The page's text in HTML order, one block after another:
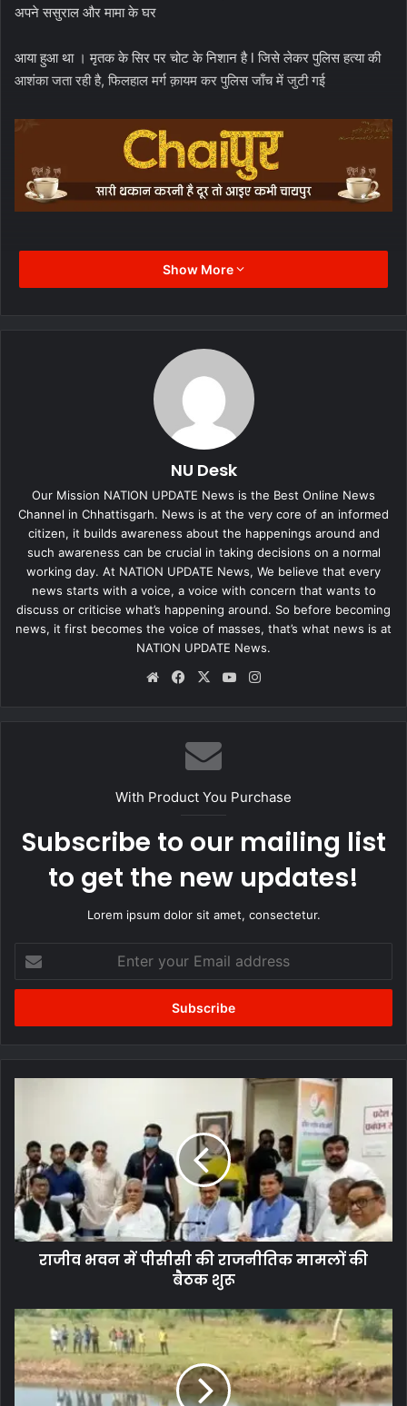
अपने ससुराल और मामा के घर
आया हुआ था । मृतक के सिर पर चोट के निशान है l जिसे लेकर पुलिस हत्या की
आशंका जता रही है, फिलहाल मर्ग क़ायम कर पुलिस जाँच में जुटी गई
Show More
NU Desk
Our Mission NATION UPDATE News is the Best Online News
Channel in Chhattisgarh. News is at the very core of an informed
citizen, it builds awareness about the happenings around and
such awareness can be crucial in taking decisions on a normal
working day. At NATION UPDATE News, We believe that every
news starts with a voice, a voice with concern that wants to
discuss or criticise what’s happening around. So before becoming
news, it first becomes the voice of masses, that’s what news is at
NATION UPDATE News.
WebsiteFacebook
X YouTube
With Product You Purchase
Subscribe to our mailing list
to get the new updates!
Lorem ipsum dolor sit amet, consectetur.
your
Email
पीसीसी
की
राजनीतिक
मामलों
की
बैठक
राजीव भवन में पीसीसी की राजनीतिक मामलों की
बैठक शुरू
नदी
में
अज्ञात
व्यक्ति
की